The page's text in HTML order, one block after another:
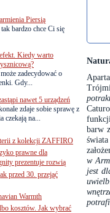
barw
w
jest
Piersią
bardzo chce Ci się
Kiedy warto
zadecydować o
Gdy...
nawet 5 urządzeń
zdaje sobie sprawę z
na...
z kolekcji ZAFFIRO
prawne dla
prezentuje rozwią
przed 30. przejąć
Warmth
kosztów. Jak wybrać